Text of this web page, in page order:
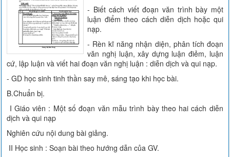
- Biết cách viết đoạn văn trình bày một
luận điểm theo cách diễn dịch hoặc qui
nạp.
- Rèn kĩ năng nhận diện, phân tích đoạn
văn nghị luận, xây dựng luận điẻm, luận
cứ, lập luận và viết hai đoạn văn nghị luận : diễn dịch và qui nạp.
- GD học sinh tinh thần say mê, sáng tạo khi học bài.
B.Chuẩn bị.
I Giáo viên : Một số đoạn văn mẫu trình bày theo hai cách diễn
dịch và qui nạp
Nghiên cứu nội dung bài giảng.
II Học sinh : Soạn bài theo hướng dẫn của GV.